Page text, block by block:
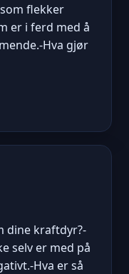
flekker
er i ferd med å
Hva gjør
dine kraftdyr?-
selv er med på
Hva er så